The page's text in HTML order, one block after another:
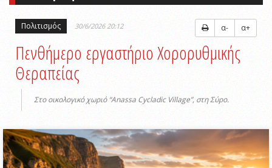
Πολιτισμός 30/6/2026 20:12 α- α+
Πενθήμερο εργαστήριο Χορορυθμικής
Θεραπείας
Στο οικολογικό χωριό “Anassa Cycladic Village”, στη Σύρο.